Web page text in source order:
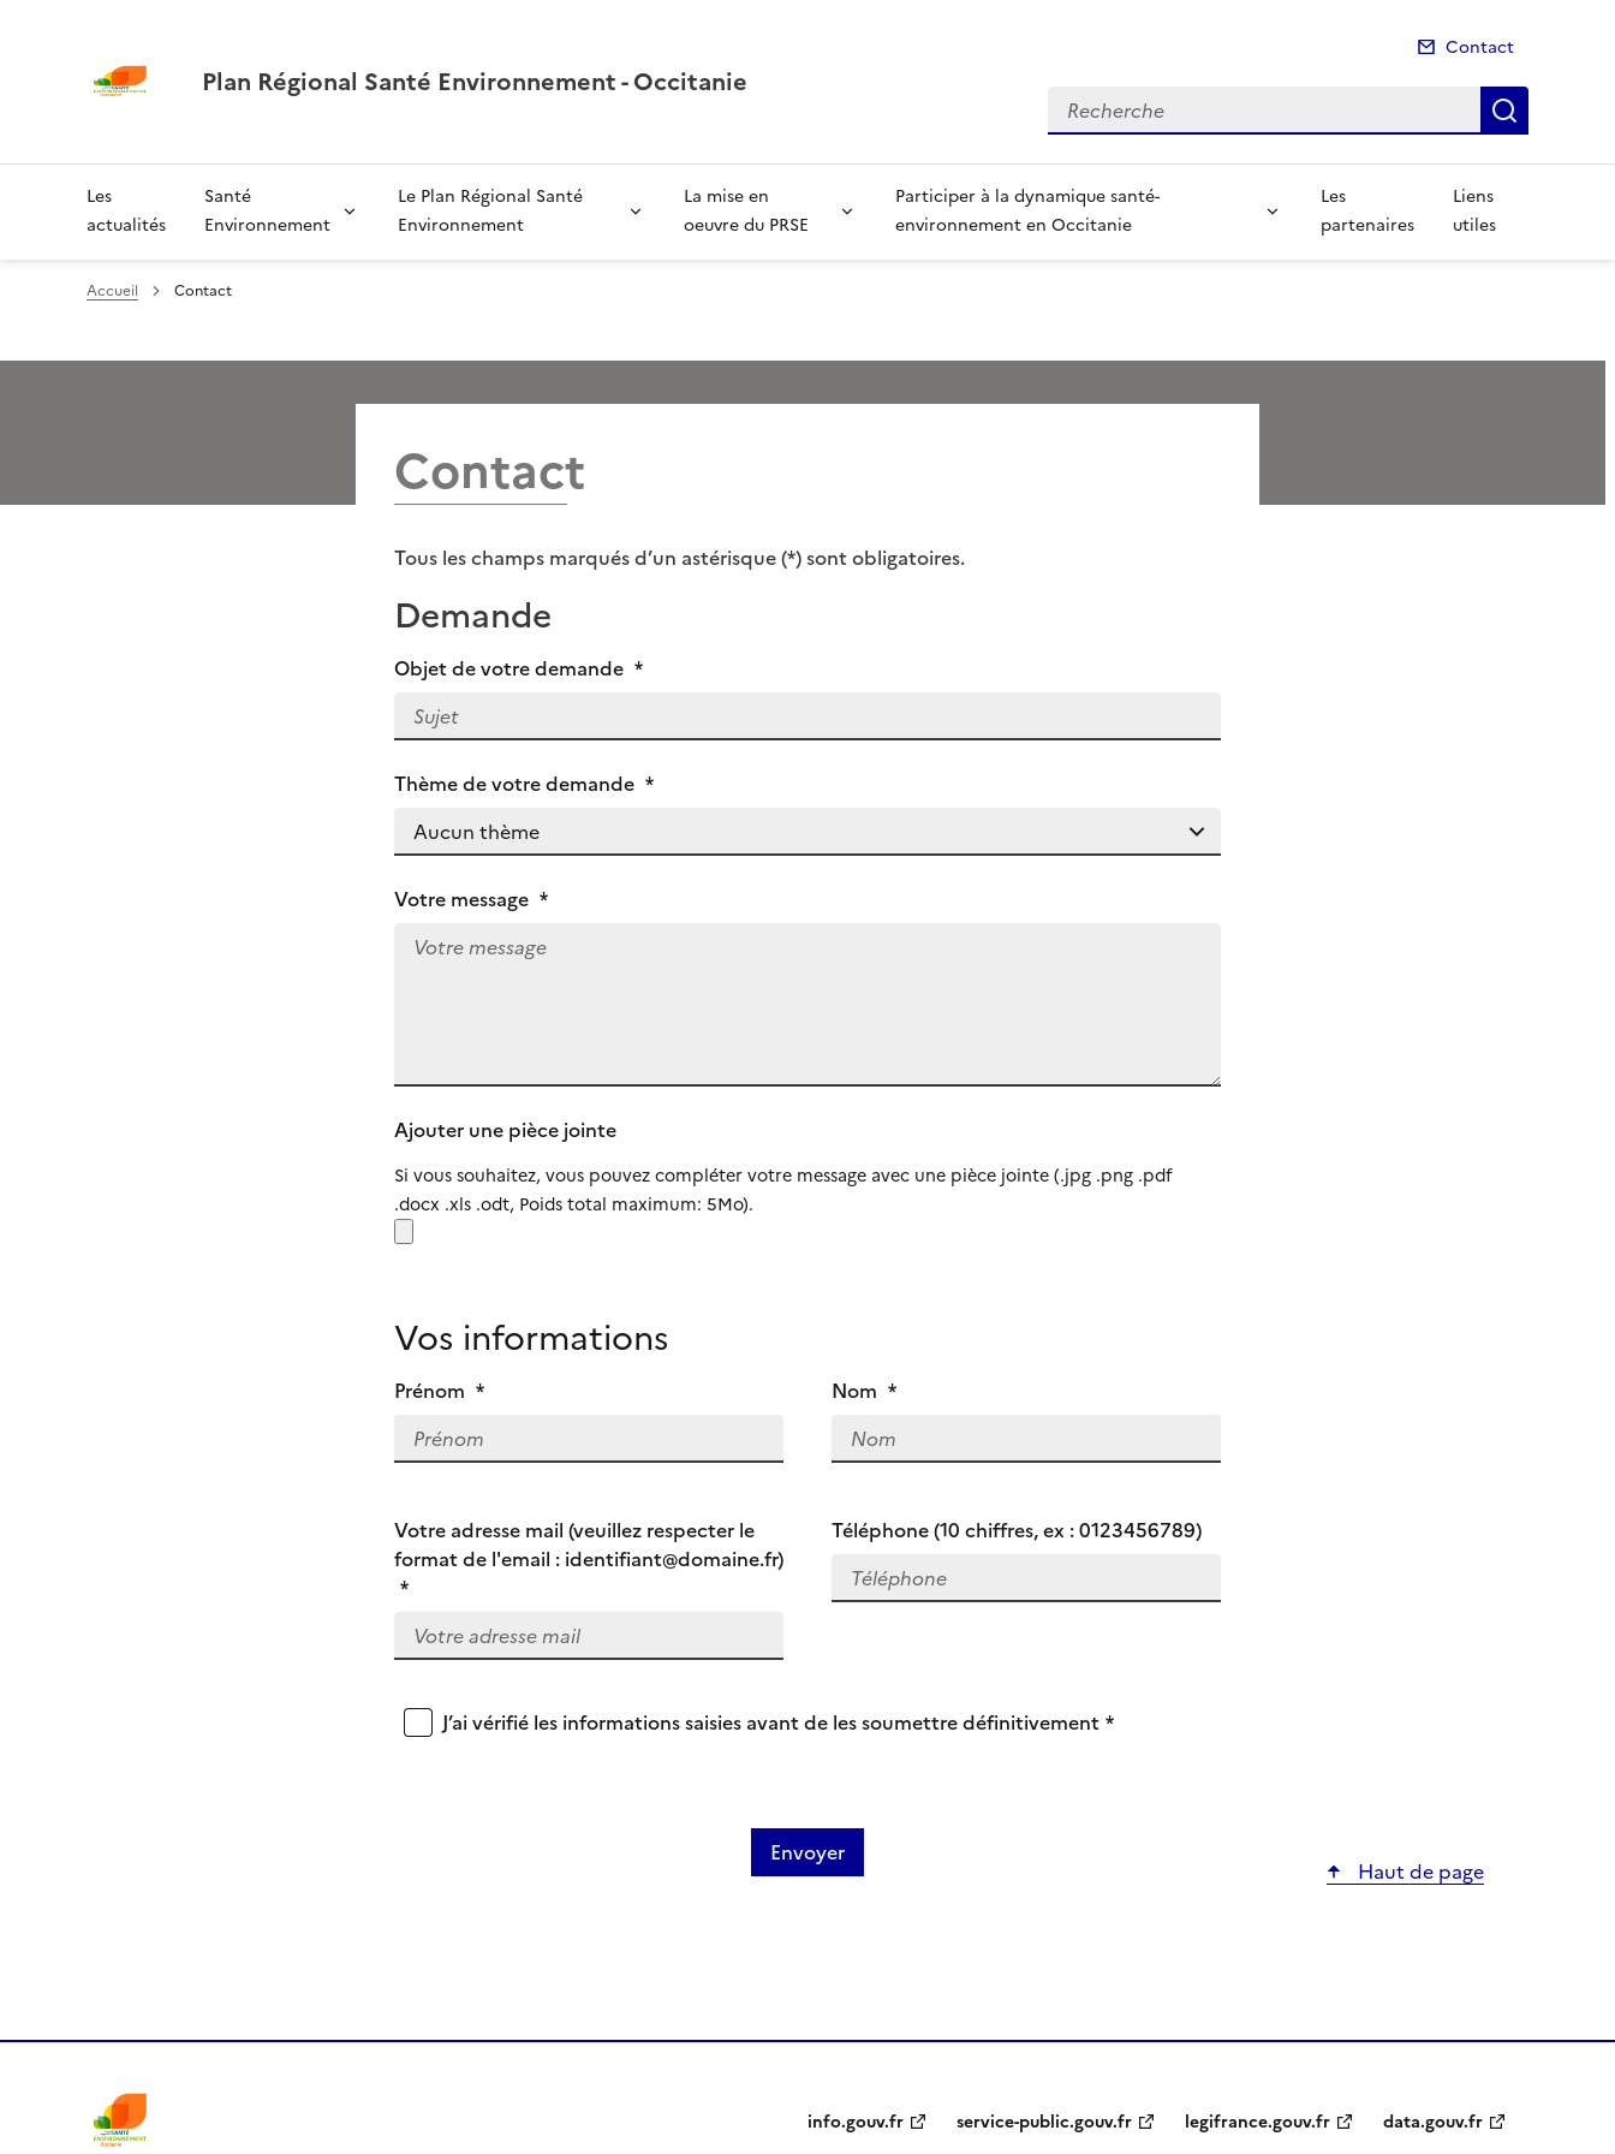
Plan Régional Santé Environnement - Occitanie
Contact
Recherche
Les
actualités
Santé
Environnement
Le Plan Régional Santé
Environnement
La mise en
oeuvre du PRSE
Participer à la dynamique santé-
environnement en Occitanie
Les
partenaires
Liens
utiles
Accueil Contact
Contact
Tous les champs marqués d’un astérisque (*) sont obligatoires.
Demande
Objet de votre demande *
Thème de votre demande *
Votre message *
Ajouter une pièce jointe
Si vous souhaitez, vous pouvez compléter votre message avec une pièce jointe (.jpg .png .pdf
.docx .xls .odt, Poids total maximum: 5Mo).
Vos informations
Prénom * Nom *
Votre adresse mail (veuillez respecter le
format de l'email : identifiant@domaine.fr)
*
Téléphone (10 chiffres, ex : 0123456789)
J’ai vérifié les informations saisies avant de les soumettre définitivement *
Haut de page
info.gouv.fr service-public.gouv.fr legifrance.gouv.fr data.gouv.fr